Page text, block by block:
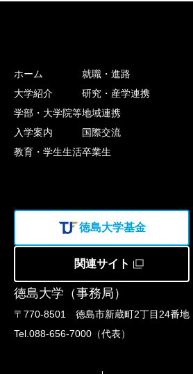
徳島大学（事務局）
〒770-8501 徳島市新蔵町2丁目24番地
Tel.088-656-7000（代表）
ホーム
大学紹介
学部・大学院等
入学案内
教育・学生生活
就職・進路
研究・産学連携
地域連携
国際交流
卒業生
徳島大学基金
関連サイト